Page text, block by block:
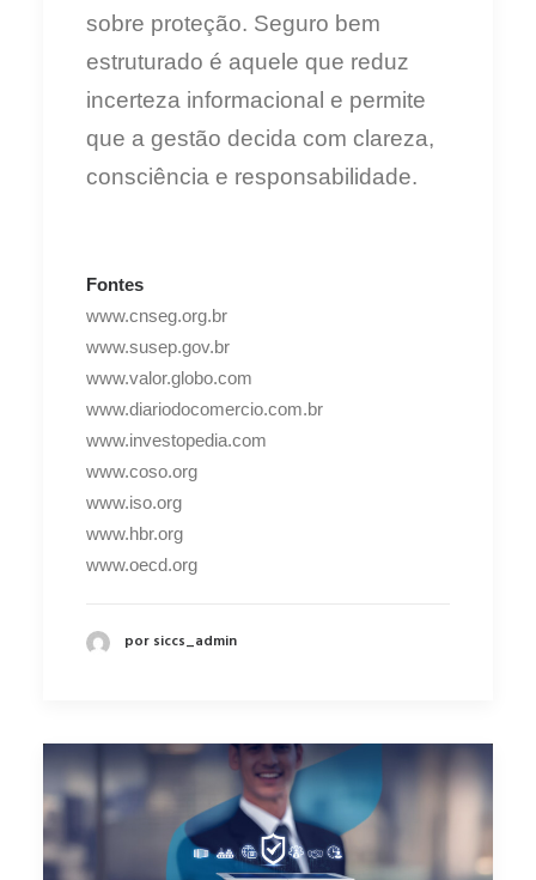
sobre proteção. Seguro bem
estruturado é aquele que reduz
incerteza informacional e permite
que a gestão decida com clareza,
consciência e responsabilidade.
Fontes
www.cnseg.org.br
www.susep.gov.br
www.valor.globo.com
www.diariodocomercio.com.br
www.investopedia.com
www.coso.org
www.iso.org
www.hbr.org
www.oecd.org
por siccs_admin